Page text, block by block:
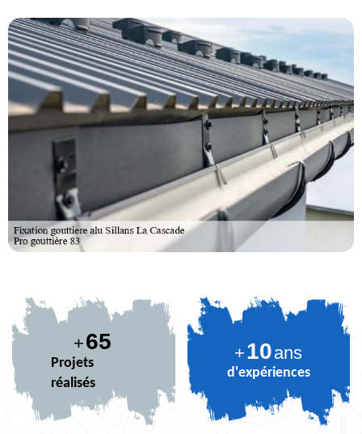
+80
Projets
réalisés
+10ans
d'expériences